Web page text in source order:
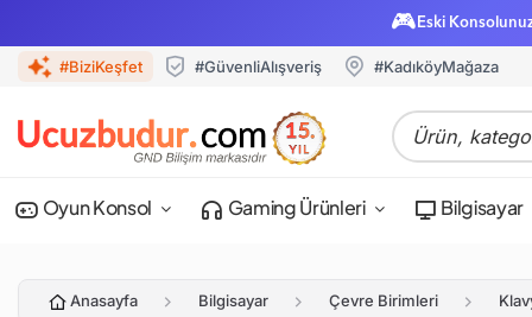
🎮 Eski
#BiziKeşfet #GüvenliAlışveriş #KadıköyMağaza
Oyun Konsol Gaming Ürünleri Bilgisayar
Anasayfa Bilgisayar Çevre Birimleri